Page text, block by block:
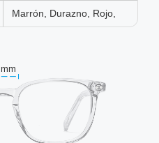
Marrón, Durazno, Rojo,
mm